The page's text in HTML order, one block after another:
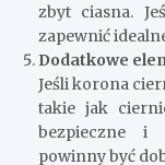
zbyt ciasna.
zapewnić
Dodatkowe
Jeśli korona
takie jak
bezpieczne i
powinny być